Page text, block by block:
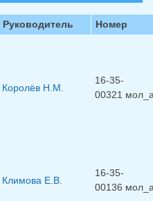
Руководитель
Номер
Королёв Н.М.
16-35-
00321
Климова Е.В.
16-35-
00136